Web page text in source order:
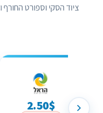
ציוד הסקי וספורט
2.50$